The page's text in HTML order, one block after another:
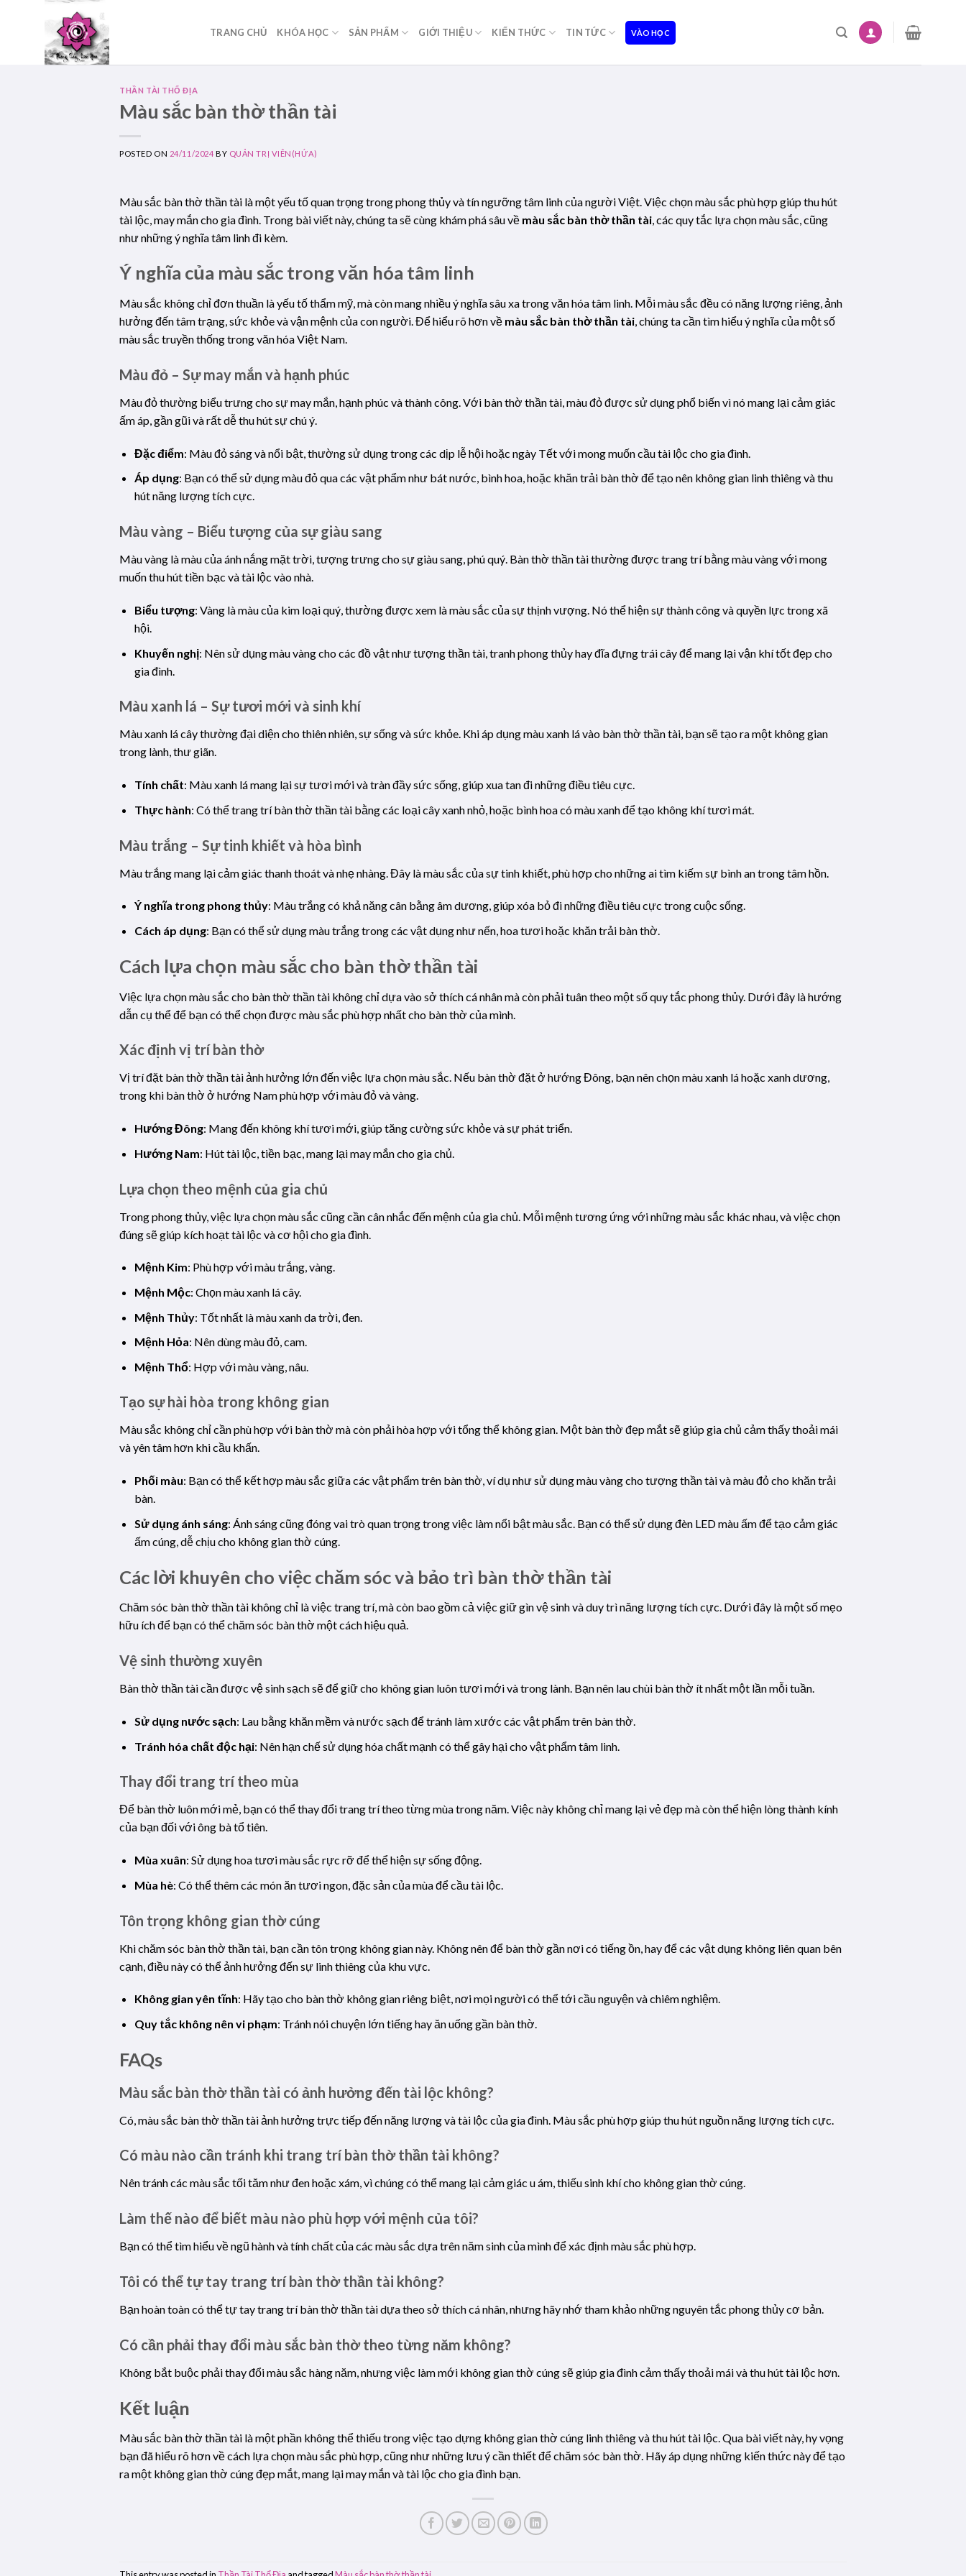
TRANG CHỦ KHÓA HỌC SẢN PHẨM GIỚI THIỆU KIẾN THỨC TIN TỨC VÀO HỌC
THẦN TÀI THỔ ĐỊA
Màu sắc bàn thờ thần tài
POSTED ON 24/11/2024 BY QUẢN TRỊ VIÊN(HỨA)
Màu sắc bàn thờ thần tài là một yếu tố quan trọng trong phong thủy và tín ngưỡng tâm linh của người Việt. Việc chọn màu sắc phù hợp giúp thu hút
tài lộc, may mắn cho gia đình. Trong bài viết này, chúng ta sẽ cùng khám phá sâu về màu sắc bàn thờ thần tài , các quy tắc lựa chọn màu sắc, cũng
như những ý nghĩa tâm linh đi kèm.
Ý nghĩa của màu sắc trong văn hóa tâm linh
Màu sắc không chỉ đơn thuần là yếu tố thẩm mỹ, mà còn mang nhiều ý nghĩa sâu xa trong văn hóa tâm linh. Mỗi màu sắc đều có năng lượng riêng, ảnh
hưởng đến tâm trạng, sức khỏe và vận mệnh của con người. Để hiểu rõ hơn về màu sắc bàn thờ thần tài, chúng ta cần tìm hiểu ý nghĩa của một số
màu sắc truyền thống trong văn hóa Việt Nam.
Màu đỏ – Sự may mắn và hạnh phúc
Màu đỏ thường biểu trưng cho sự may mắn, hạnh phúc và thành công. Với bàn thờ thần tài, màu đỏ được sử dụng phổ biến vì nó mang lại cảm giác
ấm áp, gần gũi và rất dễ thu hút sự chú ý.
Đặc điểm: Màu đỏ sáng và nổi bật, thường sử dụng trong các dịp lễ hội hoặc ngày Tết với mong muốn cầu tài lộc cho gia đình.
Áp dụng: Bạn có thể sử dụng màu đỏ qua các vật phẩm như bát nước, bình hoa, hoặc khăn trải bàn thờ để tạo nên không gian linh thiêng và thu
hút năng lượng tích cực.
Màu vàng – Biểu tượng của sự giàu sang
Màu vàng là màu của ánh nắng mặt trời, tượng trưng cho sự giàu sang, phú quý. Bàn thờ thần tài thường được trang trí bằng màu vàng với mong
muốn thu hút tiền bạc và tài lộc vào nhà.
Biểu tượng: Vàng là màu của kim loại quý, thường được xem là màu sắc của sự thịnh vượng. Nó thể hiện sự thành công và quyền lực trong xã
hội.
Khuyến nghị: Nên sử dụng màu vàng cho các đồ vật như tượng thần tài, tranh phong thủy hay đĩa đựng trái cây để mang lại vận khí tốt đẹp cho
gia đình.
Màu xanh lá – Sự tươi mới và sinh khí
Màu xanh lá cây thường đại diện cho thiên nhiên, sự sống và sức khỏe. Khi áp dụng màu xanh lá vào bàn thờ thần tài, bạn sẽ tạo ra một không gian
trong lành, thư giãn.
Tính chất: Màu xanh lá mang lại sự tươi mới và tràn đầy sức sống, giúp xua tan đi những điều tiêu cực.
Thực hành: Có thể trang trí bàn thờ thần tài bằng các loại cây xanh nhỏ, hoặc bình hoa có màu xanh để tạo không khí tươi mát.
Màu trắng – Sự tinh khiết và hòa bình
Màu trắng mang lại cảm giác thanh thoát và nhẹ nhàng. Đây là màu sắc của sự tinh khiết, phù hợp cho những ai tìm kiếm sự bình an trong tâm hồn.
Ý nghĩa trong phong thủy: Màu trắng có khả năng cân bằng âm dương, giúp xóa bỏ đi những điều tiêu cực trong cuộc sống.
Cách áp dụng: Bạn có thể sử dụng màu trắng trong các vật dụng như nến, hoa tươi hoặc khăn trải bàn thờ.
Cách lựa chọn màu sắc cho bàn thờ thần tài
Việc lựa chọn màu sắc cho bàn thờ thần tài không chỉ dựa vào sở thích cá nhân mà còn phải tuân theo một số quy tắc phong thủy. Dưới đây là hướng
dẫn cụ thể để bạn có thể chọn được màu sắc phù hợp nhất cho bàn thờ của mình.
Xác định vị trí bàn thờ
Vị trí đặt bàn thờ thần tài ảnh hưởng lớn đến việc lựa chọn màu sắc. Nếu bàn thờ đặt ở hướng Đông, bạn nên chọn màu xanh lá hoặc xanh dương,
trong khi bàn thờ ở hướng Nam phù hợp với màu đỏ và vàng.
Hướng Đông: Mang đến không khí tươi mới, giúp tăng cường sức khỏe và sự phát triển.
Hướng Nam: Hút tài lộc, tiền bạc, mang lại may mắn cho gia chủ.
Lựa chọn theo mệnh của gia chủ
Trong phong thủy, việc lựa chọn màu sắc cũng cần cân nhắc đến mệnh của gia chủ. Mỗi mệnh tương ứng với những màu sắc khác nhau, và việc chọn
đúng sẽ giúp kích hoạt tài lộc và cơ hội cho gia đình.
Mệnh Kim: Phù hợp với màu trắng, vàng.
Mệnh Mộc: Chọn màu xanh lá cây.
Mệnh Thủy: Tốt nhất là màu xanh da trời, đen.
Mệnh Hỏa: Nên dùng màu đỏ, cam.
Mệnh Thổ: Hợp với màu vàng, nâu.
Tạo sự hài hòa trong không gian
Màu sắc không chỉ cần phù hợp với bàn thờ mà còn phải hòa hợp với tổng thể không gian. Một bàn thờ đẹp mắt sẽ giúp gia chủ cảm thấy thoải mái
và yên tâm hơn khi cầu khấn.
Phối màu: Bạn có thể kết hợp màu sắc giữa các vật phẩm trên bàn thờ, ví dụ như sử dụng màu vàng cho tượng thần tài và màu đỏ cho khăn trải
bàn.
Sử dụng ánh sáng: Ánh sáng cũng đóng vai trò quan trọng trong việc làm nổi bật màu sắc. Bạn có thể sử dụng đèn LED màu ấm để tạo cảm giác
ấm cúng, dễ chịu cho không gian thờ cúng.
Các lời khuyên cho việc chăm sóc và bảo trì bàn thờ thần tài
Chăm sóc bàn thờ thần tài không chỉ là việc trang trí, mà còn bao gồm cả việc giữ gìn vệ sinh và duy trì năng lượng tích cực. Dưới đây là một số mẹo
hữu ích để bạn có thể chăm sóc bàn thờ một cách hiệu quả.
Vệ sinh thường xuyên
Bàn thờ thần tài cần được vệ sinh sạch sẽ để giữ cho không gian luôn tươi mới và trong lành. Bạn nên lau chùi bàn thờ ít nhất một lần mỗi tuần.
Sử dụng nước sạch: Lau bằng khăn mềm và nước sạch để tránh làm xước các vật phẩm trên bàn thờ.
Tránh hóa chất độc hại: Nên hạn chế sử dụng hóa chất mạnh có thể gây hại cho vật phẩm tâm linh.
Thay đổi trang trí theo mùa
Để bàn thờ luôn mới mẻ, bạn có thể thay đổi trang trí theo từng mùa trong năm. Việc này không chỉ mang lại vẻ đẹp mà còn thể hiện lòng thành kính
của bạn đối với ông bà tổ tiên.
Mùa xuân: Sử dụng hoa tươi màu sắc rực rỡ để thể hiện sự sống động.
Mùa hè: Có thể thêm các món ăn tươi ngon, đặc sản của mùa để cầu tài lộc.
Tôn trọng không gian thờ cúng
Khi chăm sóc bàn thờ thần tài, bạn cần tôn trọng không gian này. Không nên để bàn thờ gần nơi có tiếng ồn, hay để các vật dụng không liên quan bên
cạnh, điều này có thể ảnh hưởng đến sự linh thiêng của khu vực.
Không gian yên tĩnh: Hãy tạo cho bàn thờ không gian riêng biệt, nơi mọi người có thể tới cầu nguyện và chiêm nghiệm.
Quy tắc không nên vi phạm: Tránh nói chuyện lớn tiếng hay ăn uống gần bàn thờ.
FAQs
Màu sắc bàn thờ thần tài có ảnh hưởng đến tài lộc không?
Có, màu sắc bàn thờ thần tài ảnh hưởng trực tiếp đến năng lượng và tài lộc của gia đình. Màu sắc phù hợp giúp thu hút nguồn năng lượng tích cực.
Có màu nào cần tránh khi trang trí bàn thờ thần tài không?
Nên tránh các màu sắc tối tăm như đen hoặc xám, vì chúng có thể mang lại cảm giác u ám, thiếu sinh khí cho không gian thờ cúng.
Làm thế nào để biết màu nào phù hợp với mệnh của tôi?
Bạn có thể tìm hiểu về ngũ hành và tính chất của các màu sắc dựa trên năm sinh của mình để xác định màu sắc phù hợp.
Tôi có thể tự tay trang trí bàn thờ thần tài không?
Bạn hoàn toàn có thể tự tay trang trí bàn thờ thần tài dựa theo sở thích cá nhân, nhưng hãy nhớ tham khảo những nguyên tắc phong thủy cơ bản.
Có cần phải thay đổi màu sắc bàn thờ theo từng năm không?
Không bắt buộc phải thay đổi màu sắc hàng năm, nhưng việc làm mới không gian thờ cúng sẽ giúp gia đình cảm thấy thoải mái và thu hút tài lộc hơn.
Kết luận
Màu sắc bàn thờ thần tài là một phần không thể thiếu trong việc tạo dựng không gian thờ cúng linh thiêng và thu hút tài lộc. Qua bài viết này, hy vọng
bạn đã hiểu rõ hơn về cách lựa chọn màu sắc phù hợp, cũng như những lưu ý cần thiết để chăm sóc bàn thờ. Hãy áp dụng những kiến thức này để tạo
ra một không gian thờ cúng đẹp mắt, mang lại may mắn và tài lộc cho gia đình bạn.